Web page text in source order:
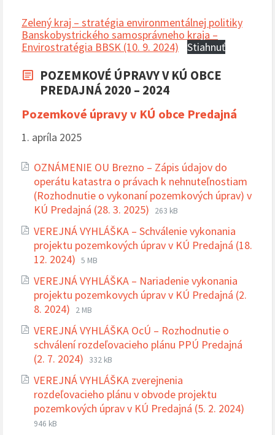
Zelený kraj – stratégia environmentálnej politiky
Banskobystrického samosprávneho kraja –
Envirostratégia BBSK (10. 9. 2024)
Stiahnuť
POZEMKOVÉ ÚPRAVY V KÚ OBCE
PREDAJNÁ 2020 – 2024
Pozemkové úpravy v KÚ obce Predajná
1. apríla 2025
OZNÁMENIE OU Brezno – Zápis údajov do
operátu katastra o právach k nehnuteľnostiam
(Rozhodnutie o vykonaní pozemkových úprav) v
KÚ Predajná (28. 3. 2025) Prípona
pdf
Veľkosť
súboru:
263 kB
VEREJNÁ VYHLÁŠKA – Schválenie vykonania
projektu pozemkových úprav v KÚ Predajná (18.
12. 2024) Prípona
súboru:
pdf
Veľkosť
súboru:
5 MB
VEREJNÁ VYHLÁŠKA – Nariadenie vykonania
projektu pozemkovych úprav v KÚ Predajná (2.
8. 2024) Prípona
súboru:
pdf
Veľkosť
súboru:
2 MB
VEREJNÁ VYHLÁŠKA OcÚ – Rozhodnutie o
schválení rozdeľovacieho plánu PPÚ Predajná
(2. 7. 2024) Prípona
súboru:
pdf
Veľkosť
súboru:
332 kB
VEREJNÁ VYHLÁŠKA zverejnenia
rozdeľovacieho plánu v obvode projektu
pozemkových úprav v KÚ Predajná (5. 2. 2024)
946 kB